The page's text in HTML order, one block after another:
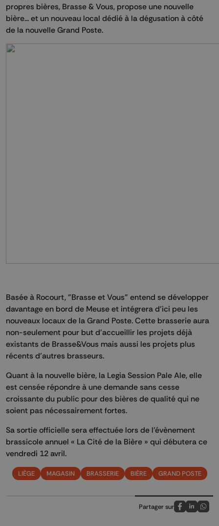
propres bières, Brasse & Vous, propose une nouvelle
bière... et un nouveau local dédié à la dégusation à côté
de la nouvelle Grand Poste.
Basée à Rocourt, "Brasse et Vous" entend se développer
davantage en bord de Meuse et intégrera d'ici peu les
nouveaux locaux de la Grand Poste. Cette brasserie aura
non-seulement pour but d’accueillir les projets déjà
existants de Brasse&Vous mais aussi les projets plus
récents d’autres brasseurs.
Quant à la nouvelle bière, la Legia Session Pale Ale, elle
est censée répondre à une demande sans cesse
croissante du public pour des bières de qualité qui ne
soient pas nécessairement fortes.
Sa sortie officielle sera effectuée lors de l’évènement
brassicole annuel « La Cité de la Bière » qui débutera ce
vendredi 12 avril.
LIÈGE MAGASIN BRASSERIE BIÈRE GRAND POSTE
Partager sur
Partagez sur
Partagez